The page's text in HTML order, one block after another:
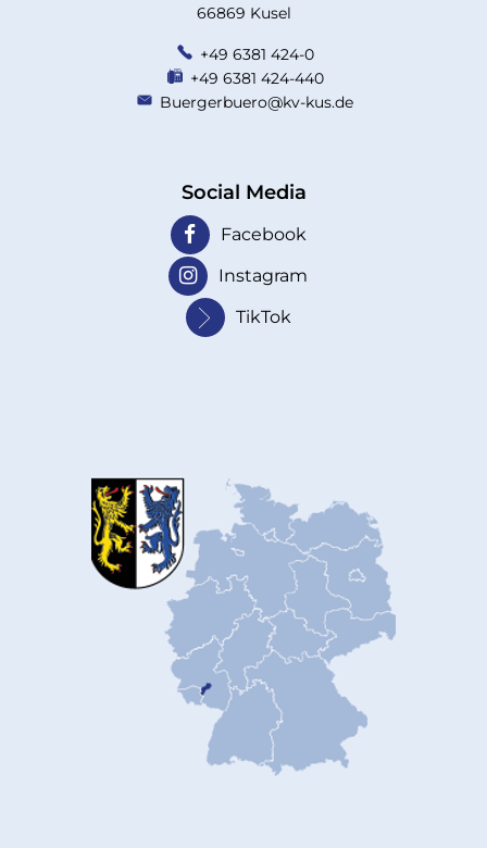
66869 Kusel
+49 6381 424-0
+49 6381 424-440
Buergerbuero@kv-kus.de
Social Media
Facebook
Instagram
TikTok